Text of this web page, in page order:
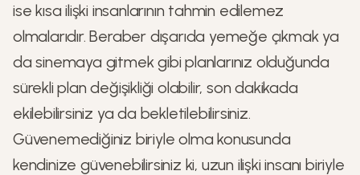
ise kısa ilişki insanlarının tahmin edilemez
olmalarıdır. Beraber dışarıda yemeğe çıkmak ya
da sinemaya gitmek gibi planlarınız olduğunda
sürekli plan değişikliği olabilir, son dakikada
ekilebilirsiniz ya da bekletilebilirsiniz.
Güvenemediğiniz biriyle olma konusunda
kendinize güvenebilirsiniz ki, uzun ilişki insanı biriyle